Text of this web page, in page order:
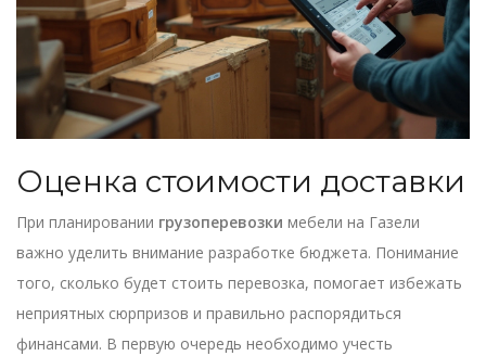
Оценка стоимости доставки
При планировании грузоперевозки мебели на Газели
важно уделить внимание разработке бюджета. Понимание
того, сколько будет стоить перевозка, помогает избежать
неприятных сюрпризов и правильно распорядиться
финансами. В первую очередь необходимо учесть